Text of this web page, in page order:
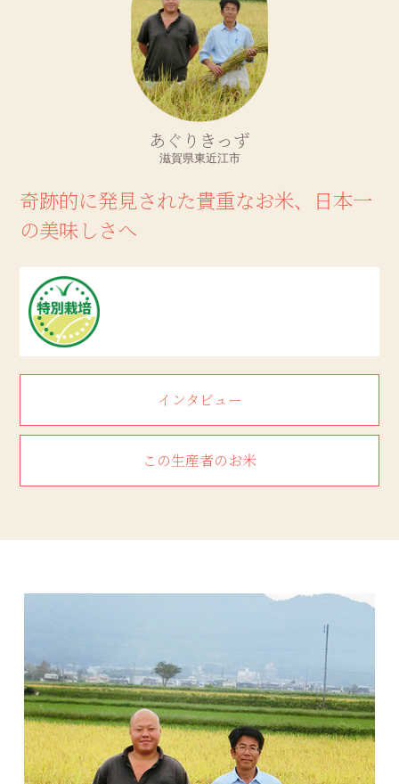
あぐりきっず
滋賀県東近江市
奇跡的に発見された貴重なお米、日本一
の美味しさへ
インタビュー
この生産者のお米